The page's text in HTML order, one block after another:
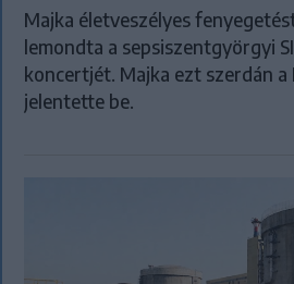
Majka életveszélyes
lemondta a sepsiszentgyörgyi
koncertjét. Majka ezt szerdán a
jelentette be.